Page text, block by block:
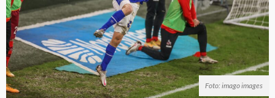
Foto: imago images